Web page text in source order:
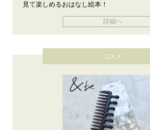
見て楽しめるおはなし絵本！
詳細へ
コスメ